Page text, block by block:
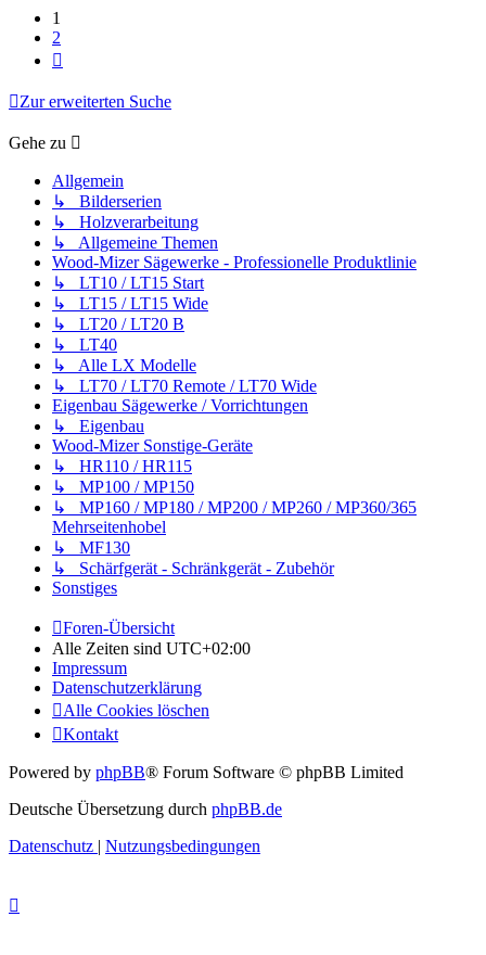
1
2
Zur erweiterten Suche
Gehe zu
Allgemein
↳ Bilderserien
↳ Holzverarbeitung
↳ Allgemeine Themen
Wood-Mizer Sägewerke - Professionelle Produktlinie
↳ LT10 / LT15 Start
↳ LT15 / LT15 Wide
↳ LT20 / LT20 B
↳ LT40
↳ Alle LX Modelle
↳ LT70 / LT70 Remote / LT70 Wide
Eigenbau Sägewerke / Vorrichtungen
↳ Eigenbau
Wood-Mizer Sonstige-Geräte
↳ HR110 / HR115
↳ MP100 / MP150
↳ MP160 / MP180 / MP200 / MP260 / MP360/365
Mehrseitenhobel
↳ MF130
↳ Schärfgerät - Schränkgerät - Zubehör
Sonstiges
Foren-Übersicht
Alle Zeiten sind UTC+02:00
Impressum
Datenschutzerklärung
Alle Cookies löschen
Kontakt
Powered by phpBB® Forum Software © phpBB Limited
Deutsche Übersetzung durch phpBB.de
Datenschutz
Nutzungsbedingungen